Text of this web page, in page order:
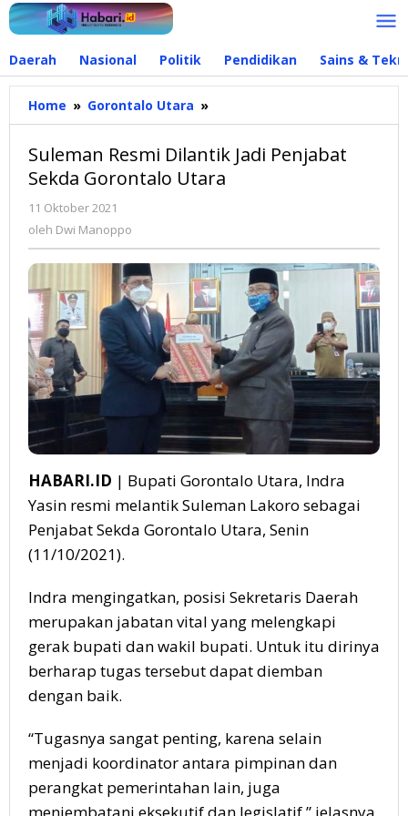
Lewati
ke
Daerah Nasional Politik Pendidikan Sains &
Home » Gorontalo Utara »
Resmi
Dilantik
Jadi
Penjabat
Suleman Resmi Dilantik Jadi Penjabat
Sekda Gorontalo Utara
11 Oktober 2021
Dwi
oleh Dwi Manoppo
HABARI.ID | Bupati Gorontalo Utara, Indra
Yasin resmi melantik Suleman Lakoro sebagai
Penjabat Sekda Gorontalo Utara, Senin
(11/10/2021).
Indra mengingatkan, posisi Sekretaris Daerah
merupakan jabatan vital yang melengkapi
gerak bupati dan wakil bupati. Untuk itu dirinya
berharap tugas tersebut dapat diemban
dengan baik.
“Tugasnya sangat penting, karena selain
menjadi koordinator antara pimpinan dan
perangkat pemerintahan lain, juga
menjembatani eksekutif dan legislatif,” jelasnya.